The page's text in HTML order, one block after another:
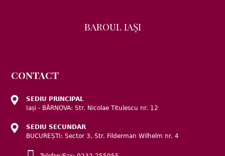
BAROUL IAŞI
CONTACT
SEDIU PRINCIPAL
Iași - BÂRNOVA: Str. Nicolae Titulescu nr. 12
SEDIU SECUNDAR
BUCUREȘTI: Sector 3, Str. Filderman Wilhelm nr. 4